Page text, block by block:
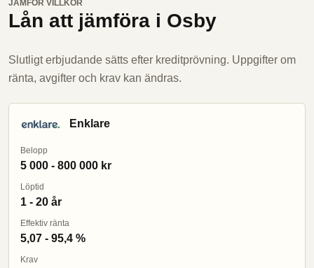
JÄMFÖR VILLKOR
Lån att jämföra i Osby
Slutligt erbjudande sätts efter kreditprövning. Uppgifter om
ränta, avgifter och krav kan ändras.
Enklare
Belopp
5 000 - 800 000 kr
Löptid
1 - 20 år
Effektiv ränta
5,07 - 95,4 %
Krav